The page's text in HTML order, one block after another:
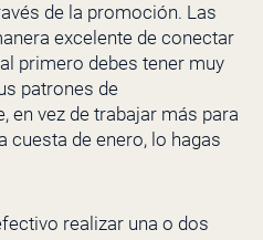
de la promoción. Las
excelente de conectar
primero debes tener muy
patrones de
en vez de trabajar más para
cuesta de enero, lo hagas
realizar una o dos